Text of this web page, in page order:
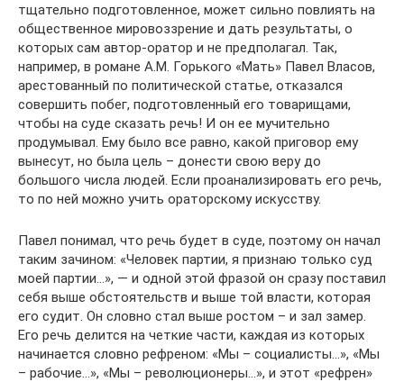
тщательно подготовленное, может сильно повлиять на
общественное мировоззрение и дать результаты, о
которых сам автор-оратор и не предполагал. Так,
например, в романе А.М. Горького «Мать» Павел Власов,
арестованный по политической статье, отказался
совершить побег, подготовленный его товарищами,
чтобы на суде сказать речь! И он ее мучительно
продумывал. Ему было все равно, какой приговор ему
вынесут, но была цель – донести свою веру до
большого числа людей. Если проанализировать его речь,
то по ней можно учить ораторскому искусству.
Павел понимал, что речь будет в суде, поэтому он начал
таким зачином: «Человек партии, я признаю только суд
моей партии…», — и одной этой фразой он сразу поставил
себя выше обстоятельств и выше той власти, которая
его судит. Он словно стал выше ростом – и зал замер.
Его речь делится на четкие части, каждая из которых
начинается словно рефреном: «Мы – социалисты…», «Мы
– рабочие…», «Мы – революционеры…», и этот «рефрен»